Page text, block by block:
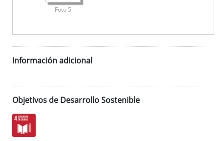
Foto 5
Información adicional
Objetivos de Desarrollo Sostenible